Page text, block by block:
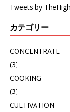
Tweets by
カテゴリー
CONCENTRATE
(3)
COOKING
(3)
CULTIVATION